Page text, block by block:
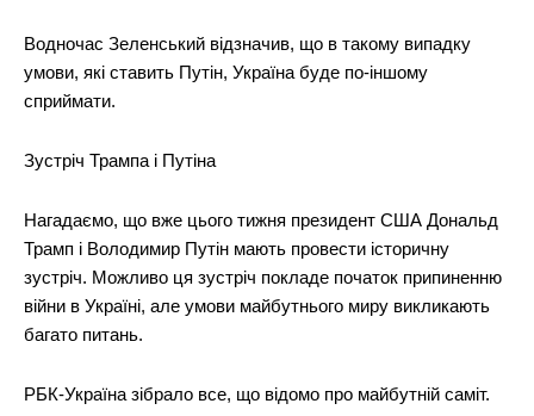
Company
Про нас
Водночас Зеленський відзначив, що в такому випадку
умови, які ставить Путін, Україна буде по-іншому
сприймати.
Зустріч Трампа і Путіна
Нагадаємо, що вже цього тижня президент США Дональд
Трамп і Володимир Путін мають провести історичну
зустріч. Можливо ця зустріч покладе початок припиненню
війни в Україні, але умови майбутнього миру викликають
багато питань.
РБК-Україна зібрало все, що відомо про майбутній саміт.